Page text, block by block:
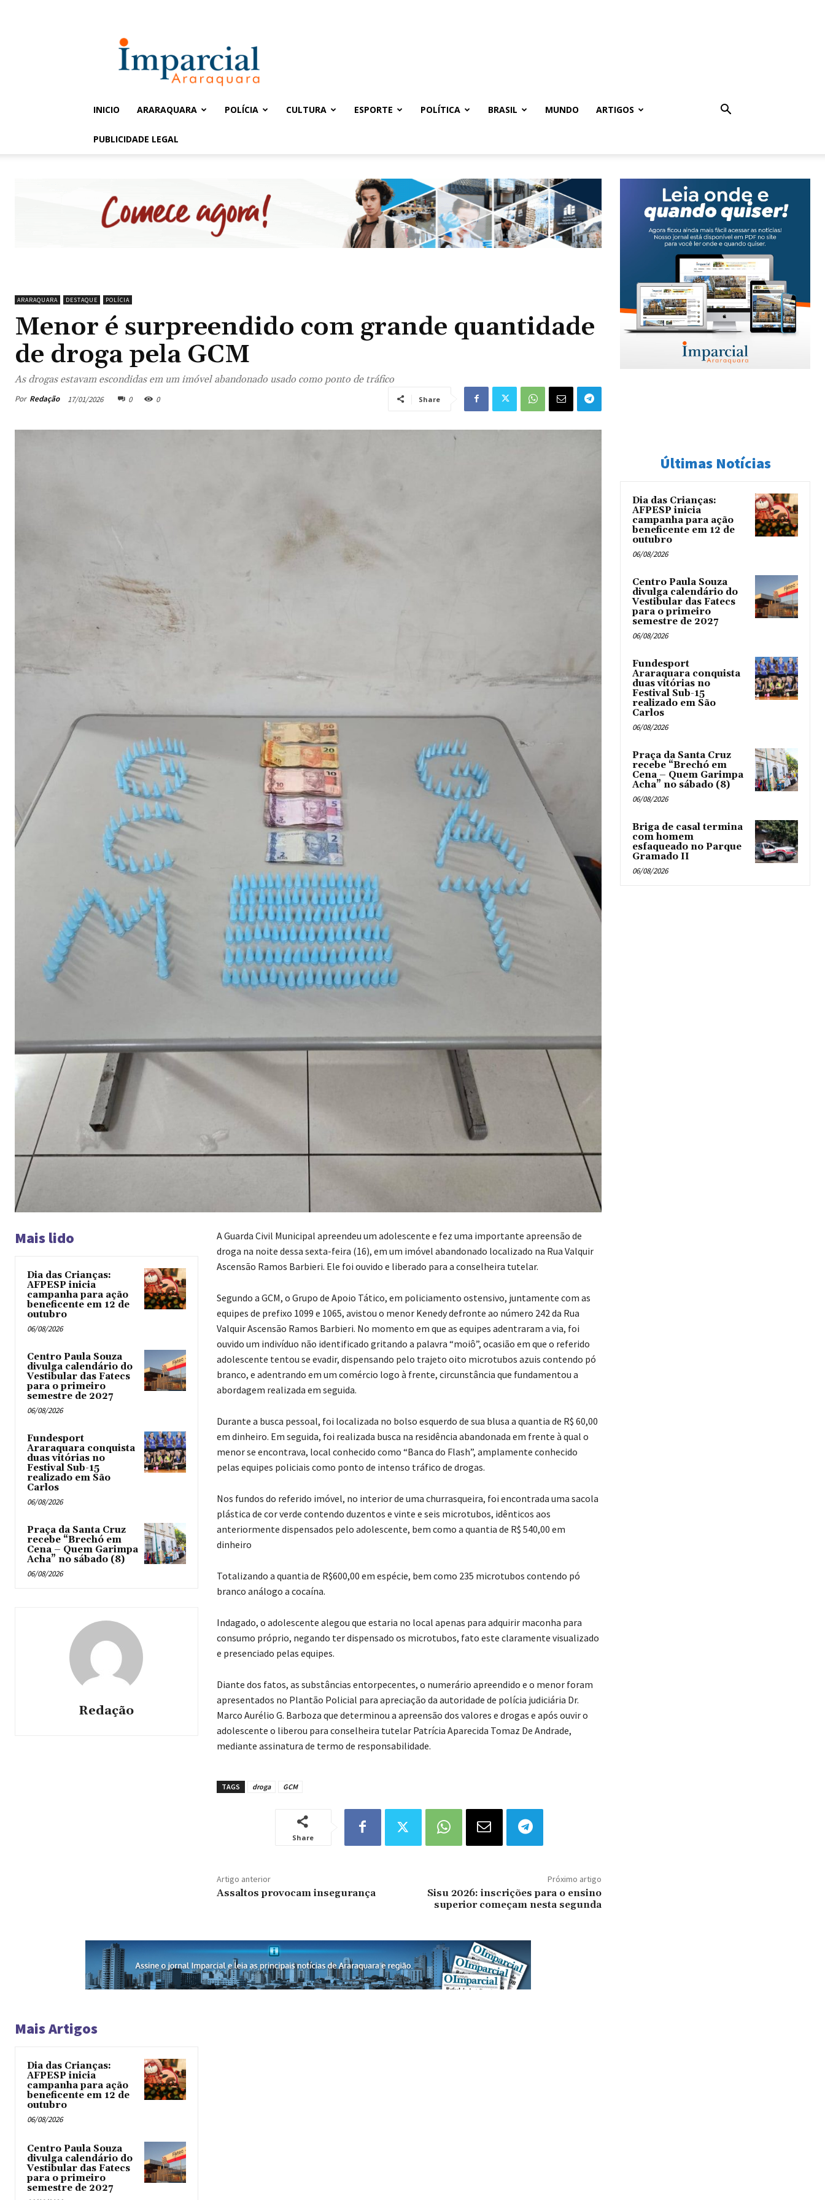
Imparcial
INICIO ARARAQUARA POLÍCIA CULTURA ESPORTE POLÍTICA BRASIL MUNDO ARTIGOS
PUBLICIDADE LEGAL
ARARAQUARA DESTAQUE POLÍCIA
Menor é surpreendido com grande quantidade
de droga pela GCM
As drogas estavam escondidas em um imóvel abandonado usado como ponto de tráfico
Por Redação 17/01/2026 0 0 Share
Mais lido
Dia das Crianças:
AFPESP inicia
campanha para ação
beneficente em 12 de
outubro
06/08/2026
Centro Paula Souza
divulga calendário do
Vestibular das Fatecs
para o primeiro
semestre de 2027
06/08/2026
Fundesport
Araraquara conquista
duas vitórias no
Festival Sub-15
realizado em São
Carlos
06/08/2026
Praça da Santa Cruz
recebe “Brechó em
Cena – Quem Garimpa
Acha” no sábado (8)
06/08/2026
Redação
A Guarda Civil Municipal apreendeu um adolescente e fez uma importante apreensão de
droga na noite dessa sexta-feira (16), em um imóvel abandonado localizado na Rua Valquir
Ascensão Ramos Barbieri. Ele foi ouvido e liberado para a conselheira tutelar.
Segundo a GCM, o Grupo de Apoio Tático, em policiamento ostensivo, juntamente com as
equipes de prefixo 1099 e 1065, avistou o menor Kenedy defronte ao número 242 da Rua
Valquir Ascensão Ramos Barbieri. No momento em que as equipes adentraram a via, foi
ouvido um indivíduo não identificado gritando a palavra “moiô”, ocasião em que o referido
adolescente tentou se evadir, dispensando pelo trajeto oito microtubos azuis contendo pó
branco, e adentrando em um comércio logo à frente, circunstância que fundamentou a
abordagem realizada em seguida.
Durante a busca pessoal, foi localizada no bolso esquerdo de sua blusa a quantia de R$ 60,00
em dinheiro. Em seguida, foi realizada busca na residência abandonada em frente à qual o
menor se encontrava, local conhecido como “Banca do Flash”, amplamente conhecido
pelas equipes policiais como ponto de intenso tráfico de drogas.
Nos fundos do referido imóvel, no interior de uma churrasqueira, foi encontrada uma sacola
plástica de cor verde contendo duzentos e vinte e seis microtubos, idênticos aos
anteriormente dispensados pelo adolescente, bem como a quantia de R$ 540,00 em
dinheiro
Totalizando a quantia de R$600,00 em espécie, bem como 235 microtubos contendo pó
branco análogo a cocaína.
Indagado, o adolescente alegou que estaria no local apenas para adquirir maconha para
consumo próprio, negando ter dispensado os microtubos, fato este claramente visualizado
e presenciado pelas equipes.
Diante dos fatos, as substâncias entorpecentes, o numerário apreendido e o menor foram
apresentados no Plantão Policial para apreciação da autoridade de polícia judiciária Dr.
Marco Aurélio G. Barboza que determinou a apreensão dos valores e drogas e após ouvir o
adolescente o liberou para conselheira tutelar Patrícia Aparecida Tomaz De Andrade,
mediante assinatura de termo de responsabilidade.
TAGS droga GCM
Share
Artigo anterior
Assaltos provocam insegurança
Próximo artigo
Sisu 2026: inscrições para o ensino
superior começam nesta segunda
Mais Artigos
Dia das Crianças:
AFPESP inicia
campanha para ação
beneficente em 12 de
outubro
06/08/2026
Centro Paula Souza
divulga calendário do
Vestibular das Fatecs
para o primeiro
semestre de 2027
Últimas Notícias
Dia das Crianças:
AFPESP inicia
campanha para ação
beneficente em 12 de
outubro
06/08/2026
Centro Paula Souza
divulga calendário do
Vestibular das Fatecs
para o primeiro
semestre de 2027
06/08/2026
Fundesport
Araraquara conquista
duas vitórias no
Festival Sub-15
realizado em São
Carlos
06/08/2026
Praça da Santa Cruz
recebe “Brechó em
Cena – Quem Garimpa
Acha” no sábado (8)
06/08/2026
Briga de casal termina
com homem
esfaqueado no Parque
Gramado II
06/08/2026